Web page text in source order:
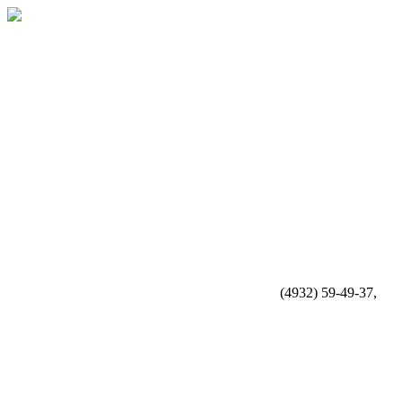
(4932) 59-49-37,